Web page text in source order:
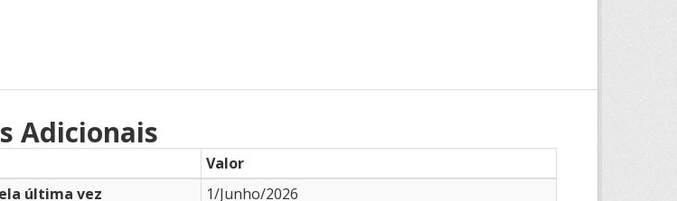
Adicionais
Valor
última vez
1/Junho/2026